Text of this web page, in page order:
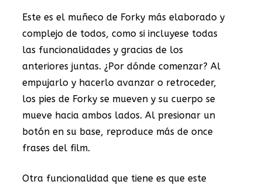
Este es el muñeco de Forky más elaborado y
complejo de todos, como si incluyese todas
las funcionalidades y gracias de los
anteriores juntas. ¿Por dónde comenzar? Al
empujarlo y hacerlo avanzar o retroceder,
los pies de Forky se mueven y su cuerpo se
mueve hacia ambos lados. Al presionar un
botón en su base, reproduce más de once
frases del film.
Otra funcionalidad que tiene es que este